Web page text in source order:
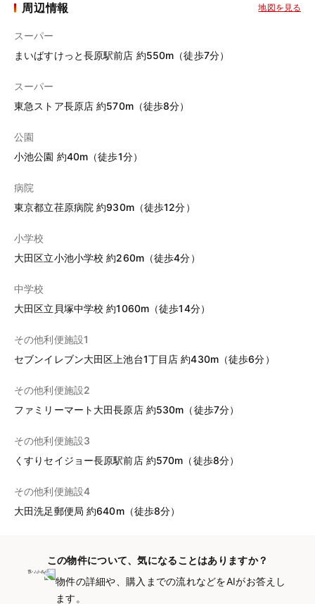
周辺情報 地図を見る
スーパー
まいばすけっと長原駅前店 約550m（徒歩7分）
スーパー
東急ストア長原店 約570m（徒歩8分）
公園
小池公園 約40m（徒歩1分）
病院
東京都立荏原病院 約930m（徒歩12分）
小学校
大田区立小池小学校 約260m（徒歩4分）
中学校
大田区立貝塚中学校 約1060m（徒歩14分）
その他利便施設1
セブンイレブン大田区上池台1丁目店 約430m（徒歩6分）
その他利便施設2
ファミリーマート大田長原店 約530m（徒歩7分）
その他利便施設3
くすりセイジョー長原駅前店 約570m（徒歩8分）
その他利便施設4
大田洗足郵便局 約640m（徒歩8分）
この物件について、気になることはありますか？
物件の詳細や、購入までの流れなどをAIがお答えし
ます。